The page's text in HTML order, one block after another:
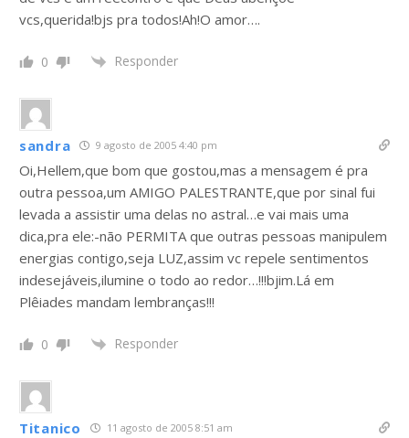
vcs,querida!bjs pra todos!Ah!O amor….
0 Responder
sandra 9 agosto de 2005 4:40 pm
Oi,Hellem,que bom que gostou,mas a mensagem é pra
outra pessoa,um AMIGO PALESTRANTE,que por sinal fui
levada a assistir uma delas no astral…e vai mais uma
dica,pra ele:-não PERMITA que outras pessoas manipulem
energias contigo,seja LUZ,assim vc repele sentimentos
indesejáveis,ilumine o todo ao redor…!!!bjim.Lá em
Plêiades mandam lembranças!!!
0 Responder
Titanico 11 agosto de 2005 8:51 am